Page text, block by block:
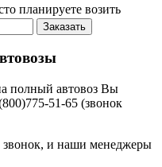
планируете возить
Заказать
полный автовоз Вы
51-65 (звонок
звонок, и наши менеджеры